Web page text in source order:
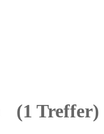
(1 Treffer)